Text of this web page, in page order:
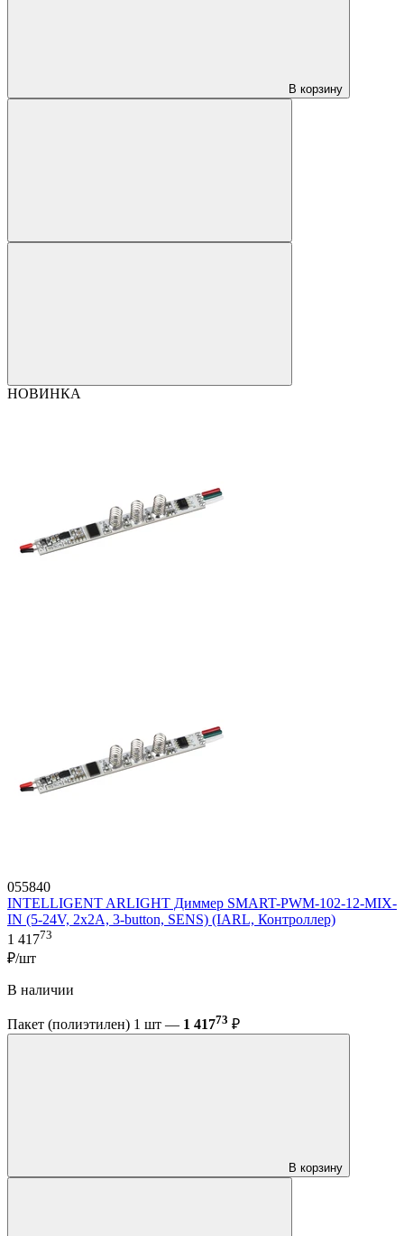
В корзину
НОВИНКА
055840
INTELLIGENT ARLIGHT Диммер SMART-PWM-102-12-MIX-
IN (5-24V, 2x2A, 3-button, SENS) (IARL, Контроллер)
1 41773
₽/шт
В наличии
Пакет (полиэтилен) 1 шт — 1 41773 ₽
В корзину